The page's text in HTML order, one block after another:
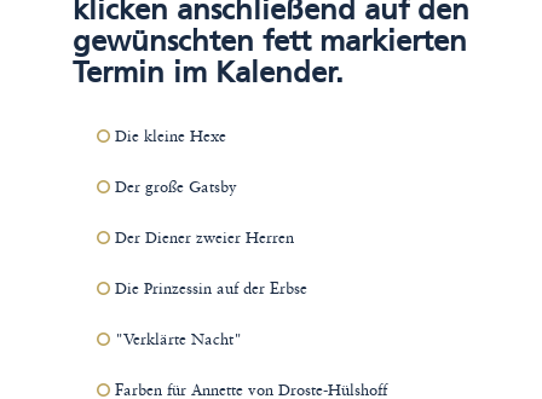
klicken anschließend auf den
gewünschten fett markierten
Termin im Kalender.
Die kleine Hexe
Der große Gatsby
Der Diener zweier Herren
Die Prinzessin auf der Erbse
"Verklärte Nacht"
Farben für Annette von Droste-Hülshoff